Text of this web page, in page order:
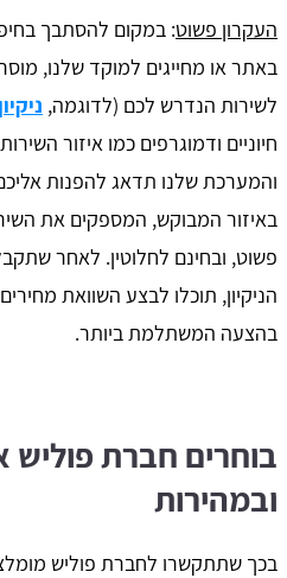
העקרון פשוט: במקום להסתבך
באתר או מחייגים למוקד שלנו,
לשירות הנדרש לכם (לדוגמה,
חיוניים ודמוגרפים כמו איזור
באיזור המבוקש, המספקים את
פשוט, ובחינם לחלוטין. לאחר
הניקיון, תוכלו לבצע השוואת
בהצעה המשתלמת ביותר.
בוחרים חברת פוליש
ובמהירות
בכך שתתקשרו לחברת פוליש